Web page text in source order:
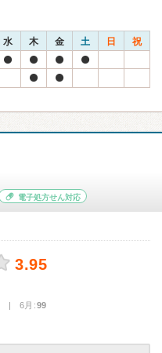
水 木 金 土 日 祝
電子処方せん対応
3.95
| 6月:99